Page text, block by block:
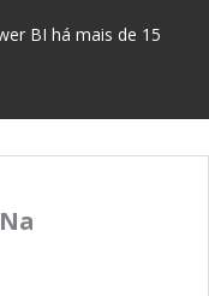
BI há mais de 15